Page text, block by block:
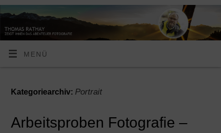
MENÜ
Kategoriearchiv: Portrait
Arbeitsproben Fotografie –